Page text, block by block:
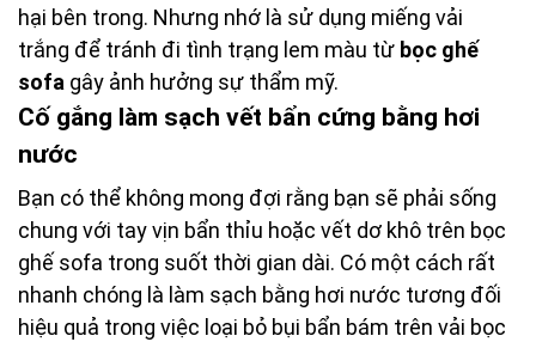
hại bên trong. Nhưng nhớ là sử dụng miếng vải
trắng để tránh đi tình trạng lem màu từ bọc ghế
sofa gây ảnh hưởng sự thẩm mỹ.
Cố gắng làm sạch vết bẩn cứng bằng hơi
nước
Bạn có thể không mong đợi rằng bạn sẽ phải sống
chung với tay vịn bẩn thỉu hoặc vết dơ khô trên bọc
ghế sofa trong suốt thời gian dài. Có một cách rất
nhanh chóng là làm sạch bằng hơi nước tương đối
hiệu quả trong việc loại bỏ bụi bẩn bám trên vải bọc